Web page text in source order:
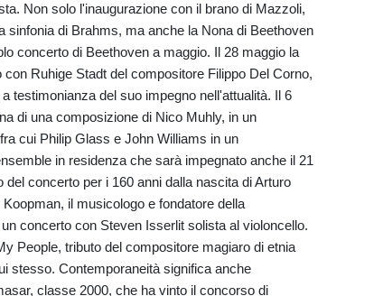
Non solo l'inaugurazione con il brano di Mazzoli,
sinfonia di Brahms, ma anche la Nona di Beethoven
concerto di Beethoven a maggio. Il 28 maggio la
Ruhige Stadt del compositore Filippo Del Corno,
testimonianza del suo impegno nell'attualità. Il 6
di una composizione di Nico Muhly, in un
cui Philip Glass e John Williams in un
in residenza che sarà impegnato anche il 21
concerto per i 160 anni dalla nascita di Arturo
il musicologo e fondatore della
concerto con Steven Isserlit solista al violoncello.
People, tributo del compositore magiaro di etnia
stesso. Contemporaneità significa anche
classe 2000, che ha vinto il concorso di